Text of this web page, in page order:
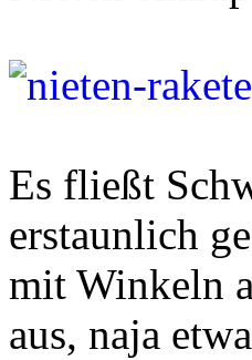
Es fließt
erstaunlich
mit Winkeln
aus, naja